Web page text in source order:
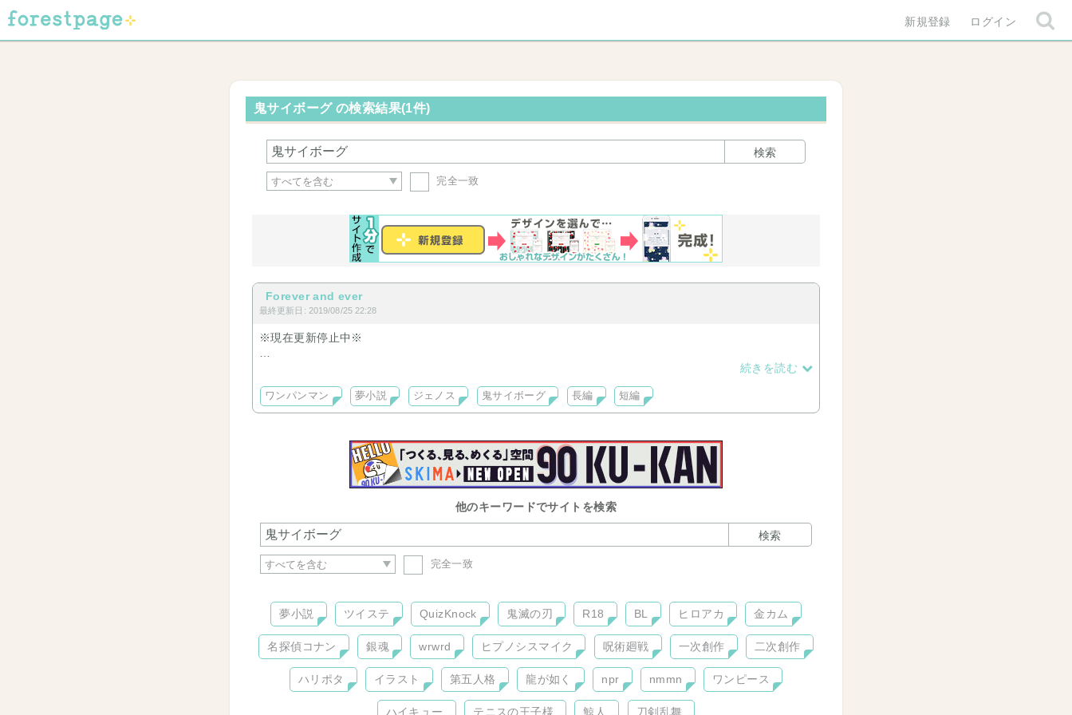
新規登録 ログイン
鬼サイボーグ の検索結果(1件)
検索
完全一致
Forever and ever
最終更新日: 2019/08/25 22:28
※現在更新停止中※
短編リクエスト受け付けてます♪
長編2本目(お相手未定)は1本目が終わるまでは更新遅めです。
続きを読む
ワンパンマン 夢小説 ジェノス 鬼サイボーグ 長編 短編
他のキーワードでサイトを検索
検索
完全一致
夢小説 ツイステ QuizKnock 鬼滅の刃 R18 BL ヒロアカ 金カム
名探偵コナン 銀魂 wrwrd ヒプノシスマイク 呪術廻戦 一次創作 二次創作
ハリポタ イラスト 第五人格 龍が如く npr nmmn ワンピース
ハイキュー テニスの王子様 鯨人 刀剣乱舞